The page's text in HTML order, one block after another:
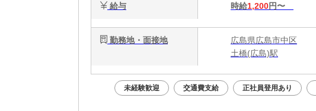
給与 時給1,200円〜
勤務地・面接地
広島県広島市中区
土橋(広島)駅
未経験歓迎 交通費支給 正社員登用あり